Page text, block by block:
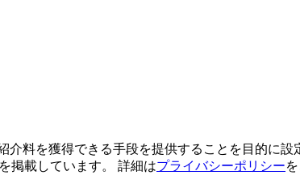
料を獲得できる手段を提供することを目的に
掲載しています。 詳細はプライバシーポリシー